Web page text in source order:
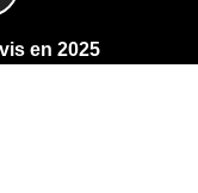
mettre en œuvre
en France.
en 2025